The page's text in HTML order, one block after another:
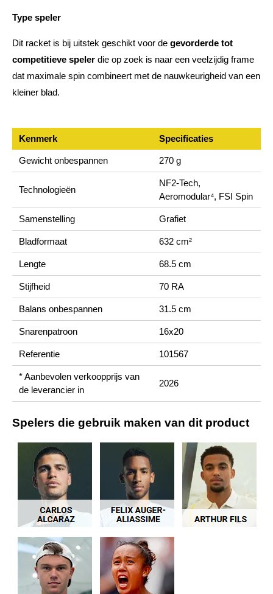
Type speler
Dit racket is bij uitstek geschikt voor de gevorderde tot
competitieve speler die op zoek is naar een veelzijdig frame
dat maximale spin combineert met de nauwkeurigheid van een
kleiner blad.
Kenmerk Specificaties
Gewicht onbespannen 270 g
Technologieën
NF2-Tech,
Aeromodular⁴, FSI Spin
Samenstelling Grafiet
Bladformaat 632 cm²
Lengte 68.5 cm
Stijfheid 70 RA
Balans onbespannen 31.5 cm
Snarenpatroon 16x20
Referentie 101567
* Aanbevolen verkoopprijs van
de leverancier in
2026
Spelers die gebruik maken van dit product